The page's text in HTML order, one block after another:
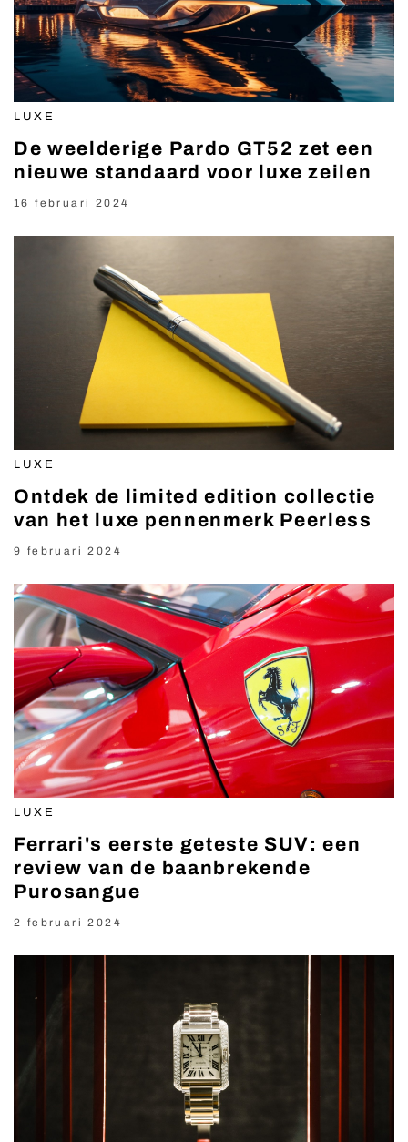
LUXE
De weelderige Pardo GT52 zet een
nieuwe standaard voor luxe zeilen
16 februari 2024
LUXE
Ontdek de limited edition collectie
van het luxe pennenmerk Peerless
9 februari 2024
LUXE
Ferrari's eerste geteste SUV: een
review van de baanbrekende
Purosangue
2 februari 2024